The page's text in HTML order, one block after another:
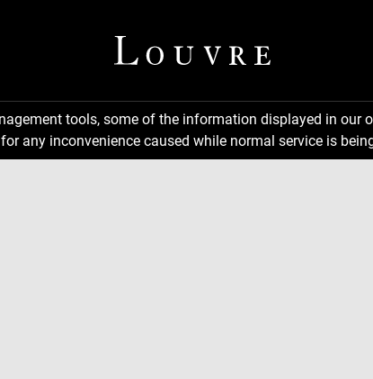
tools, some of the information displayed in
any inconvenience caused while normal service is